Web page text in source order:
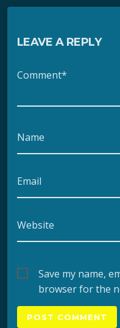
LEAVE A REPLY
Comment*
Name
Email
Website
Save my name,
browser for the